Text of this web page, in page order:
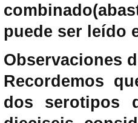
puede ser leído
Observaciones
Recordemos
dos serotipos